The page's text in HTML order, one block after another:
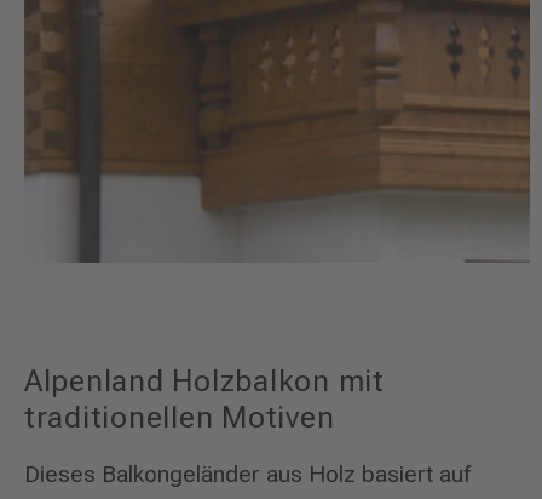
Alpenland Holzbalkon mit
traditionellen Motiven
Dieses Balkongeländer aus Holz basiert auf